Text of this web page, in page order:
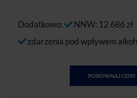
Dodatkowo:
NNW: 12 686 zł
zdarzenia pod wpływem
PORÓWNAJ CENY